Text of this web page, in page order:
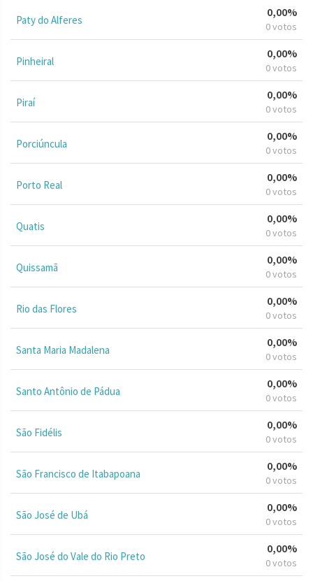
Paty do Alferes
0,00%
0 votos
Pinheiral
0,00%
0 votos
Piraí
0,00%
0 votos
Porciúncula
0,00%
0 votos
Porto Real
0,00%
0 votos
Quatis
0,00%
0 votos
Quissamã
0,00%
0 votos
Rio das Flores
0,00%
0 votos
Santa Maria Madalena
0,00%
0 votos
Santo Antônio de Pádua
0,00%
0 votos
São Fidélis
0,00%
0 votos
São Francisco de Itabapoana
0,00%
0 votos
São José de Ubá
0,00%
0 votos
São José do Vale do Rio Preto
0,00%
0 votos